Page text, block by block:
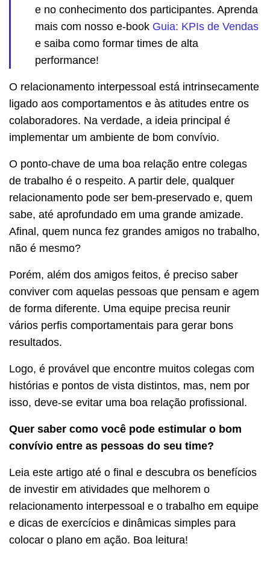
e no conhecimento dos participantes. Aprenda
mais com nosso e-book Guia: KPIs de Vendas
e saiba como formar times de alta
performance!
O relacionamento interpessoal está intrinsecamente
ligado aos comportamentos e às atitudes entre os
colaboradores. Na verdade, a ideia principal é
implementar um ambiente de bom convívio.
O ponto-chave de uma boa relação entre colegas
de trabalho é o respeito. A partir dele, qualquer
relacionamento pode ser bem-preservado e, quem
sabe, até aprofundado em uma grande amizade.
Afinal, quem nunca fez grandes amigos no trabalho,
não é mesmo?
Porém, além dos amigos feitos, é preciso saber
conviver com aquelas pessoas que pensam e agem
de forma diferente. Uma equipe precisa reunir
vários perfis comportamentais para gerar bons
resultados.
Logo, é provável que encontre muitos colegas com
histórias e pontos de vista distintos, mas, nem por
isso, deve-se evitar uma boa relação profissional.
Quer saber como você pode estimular o bom
convívio entre as pessoas do seu time?
Leia este artigo até o final e descubra os benefícios
de investir em atividades que melhorem o
relacionamento interpessoal e o trabalho em equipe
e dicas de exercícios e dinâmicas simples para
colocar o plano em ação. Boa leitura!